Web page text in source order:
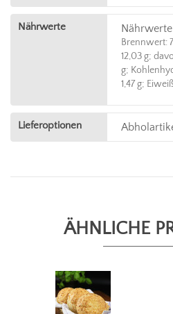
Nährwerte
Brennwert:
12,03 g;
g;
1,47 g;
Lieferoptionen
ÄHNLICHE